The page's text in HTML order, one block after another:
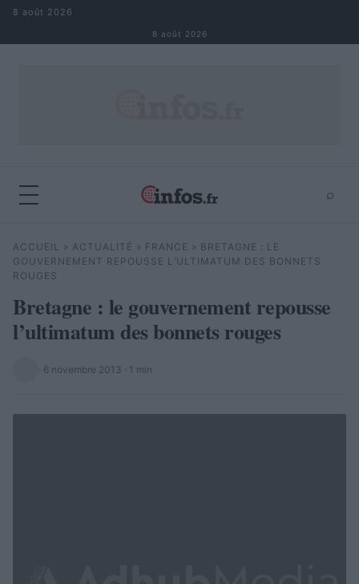
Aller au contenu
8 août 2026
8 août 2026
⌕
Rechercher
ACCUEIL » ACTUALITÉ » FRANCE » BRETAGNE : LE
GOUVERNEMENT REPOUSSE L’ULTIMATUM DES BONNETS
ROUGES
Bretagne : le gouvernement repousse
l’ultimatum des bonnets rouges
· 6 novembre 2013 · 1 min